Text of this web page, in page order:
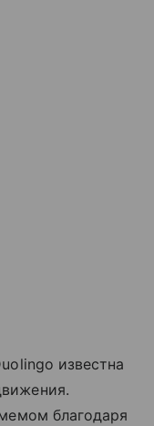
известна
благодаря